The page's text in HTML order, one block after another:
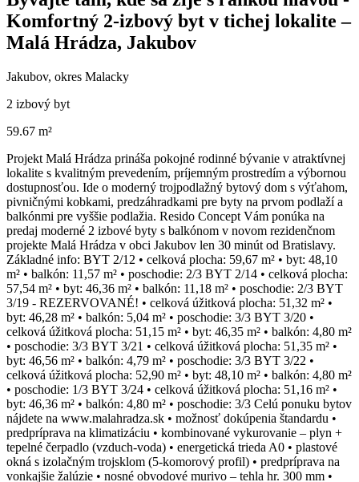
Komfortný 2-izbový byt v tichej lokalite –
Malá Hrádza, Jakubov
Jakubov, okres Malacky
2 izbový byt
59.67 m²
Projekt Malá Hrádza prináša pokojné rodinné bývanie v atraktívnej
lokalite s kvalitným prevedením, príjemným prostredím a výbornou
dostupnosťou. Ide o moderný trojpodlažný bytový dom s výťahom,
pivničnými kobkami, predzáhradkami pre byty na prvom podlaží a
balkónmi pre vyššie podlažia. Resido Concept Vám ponúka na
predaj moderné 2 izbové byty s balkónom v novom rezidenčnom
projekte Malá Hrádza v obci Jakubov len 30 minút od Bratislavy.
Základné info: BYT 2/12 • celková plocha: 59,67 m² • byt: 48,10
m² • balkón: 11,57 m² • poschodie: 2/3 BYT 2/14 • celková plocha:
57,54 m² • byt: 46,36 m² • balkón: 11,18 m² • poschodie: 2/3 BYT
3/19 - REZERVOVANÉ! • celková úžitková plocha: 51,32 m² •
byt: 46,28 m² • balkón: 5,04 m² • poschodie: 3/3 BYT 3/20 •
celková úžitková plocha: 51,15 m² • byt: 46,35 m² • balkón: 4,80 m²
• poschodie: 3/3 BYT 3/21 • celková úžitková plocha: 51,35 m² •
byt: 46,56 m² • balkón: 4,79 m² • poschodie: 3/3 BYT 3/22 •
celková úžitková plocha: 52,90 m² • byt: 48,10 m² • balkón: 4,80 m²
• poschodie: 1/3 BYT 3/24 • celková úžitková plocha: 51,16 m² •
byt: 46,36 m² • balkón: 4,80 m² • poschodie: 3/3 Celú ponuku bytov
nájdete na www.malahradza.sk • možnosť dokúpenia štandardu •
predpríprava na klimatizáciu • kombinované vykurovanie – plyn +
tepelné čerpadlo (vzduch-voda) • energetická trieda A0 • plastové
okná s izolačným trojsklom (5-komorový profil) • predpríprava na
vonkajšie žalúzie • nosné obvodové murivo – tehla hr. 300 mm •